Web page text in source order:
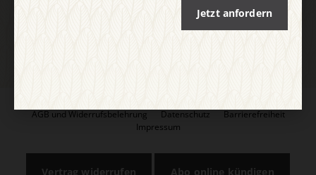
AGB und Widerrufsbelehrung Datenschutz
Barrierefreiheit
Impressum
Vertrag widerrufen Abo online kündigen
Jetzt anfordern